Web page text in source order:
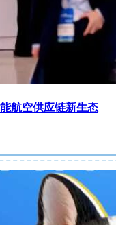
航空供应链新生态